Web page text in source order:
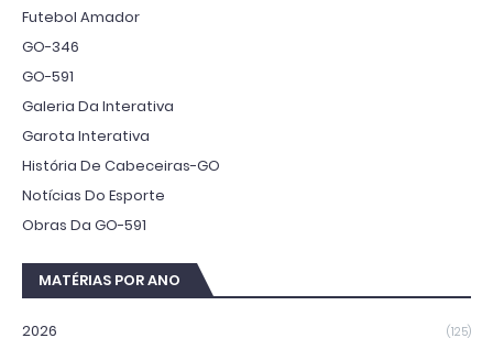
Futebol Amador
GO-346
GO-591
Galeria Da Interativa
Garota Interativa
História De Cabeceiras-GO
Notícias Do Esporte
Obras Da GO-591
MATÉRIAS POR ANO
2026 (125)